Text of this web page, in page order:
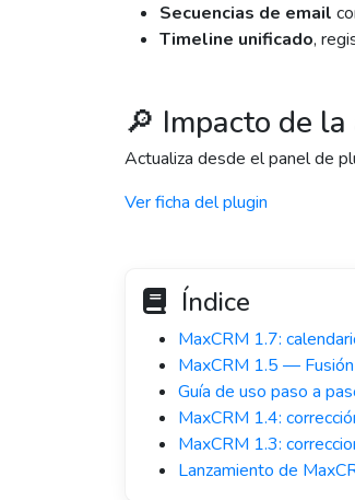
Secuencias de email
Timeline unificado,
🔎 Impacto de
Actualiza desde el panel de
Ver ficha del plugin
Índice
MaxCRM 1.7:
MaxCRM 1.5 —
Guía de uso paso a
MaxCRM 1.4:
MaxCRM 1.3:
Lanzamiento de